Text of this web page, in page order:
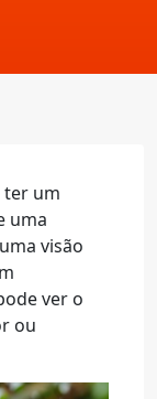
ter um
uma
visão
ver o
ou